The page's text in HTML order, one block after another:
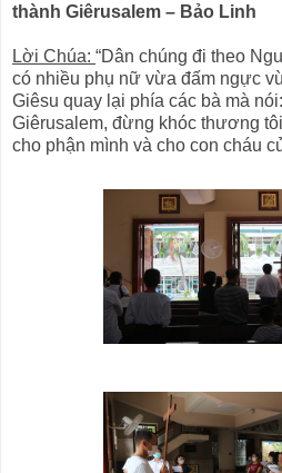
thành Giêrusalem – Bảo Linh
Lời Chúa: “Dân chúng đi theo
có nhiều phụ nữ vừa đấm ngực
Giêsu quay lại phía các bà mà
Giêrusalem, đừng khóc thương
cho phận mình và cho con cháu